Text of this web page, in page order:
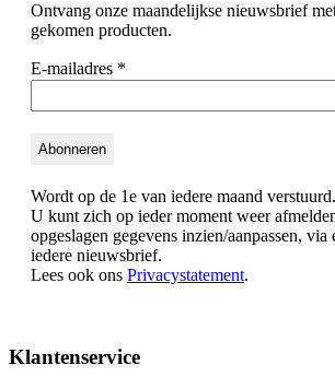
Ontvang onze maandelijkse nieuwsbrief
gekomen producten.
E-mailadres *
Wordt op de 1e van iedere maand verstuurd.
U kunt zich op ieder moment weer
opgeslagen gegevens inzien/aanpassen, via
iedere nieuwsbrief.
Lees ook ons Privacystatement.
Klantenservice